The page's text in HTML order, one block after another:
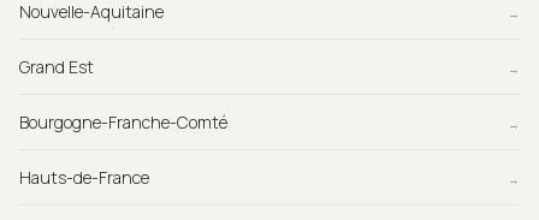
Nouvelle-Aquitaine →
Grand Est →
Bourgogne-Franche-Comté →
Hauts-de-France →